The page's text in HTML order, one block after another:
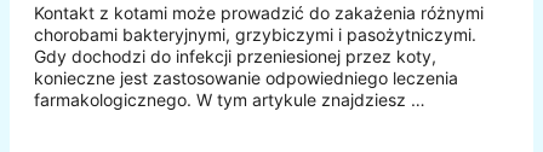
Kontakt z kotami może prowadzić do zakażenia różnymi
chorobami bakteryjnymi, grzybiczymi i pasożytniczymi.
Gdy dochodzi do infekcji przeniesionej przez koty,
konieczne jest zastosowanie odpowiedniego leczenia
farmakologicznego. W tym artykule znajdziesz …